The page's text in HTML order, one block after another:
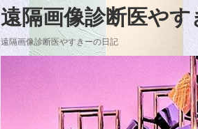
遠隔画像診断医や
遠隔画像診断医やすきーの日記